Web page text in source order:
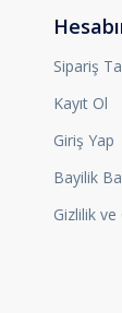
Sipariş
Kayıt Ol
Giriş Yap
Bayilik
Gizlilik ve